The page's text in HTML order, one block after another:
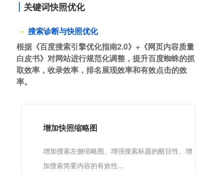
关键词快照优化
搜索诊断与快照优化
根据《百度搜索引擎优化指南2.0》+《网页内容质量
白皮书》对网站进行规范化调整，提升百度蜘蛛的抓
取效率，收录效率，排名展现效率和有效点击的效
率。
增加快照缩略图
增加搜索左侧缩略图、增强搜索标题的醒目性、增
加搜索简要内容的有效性...